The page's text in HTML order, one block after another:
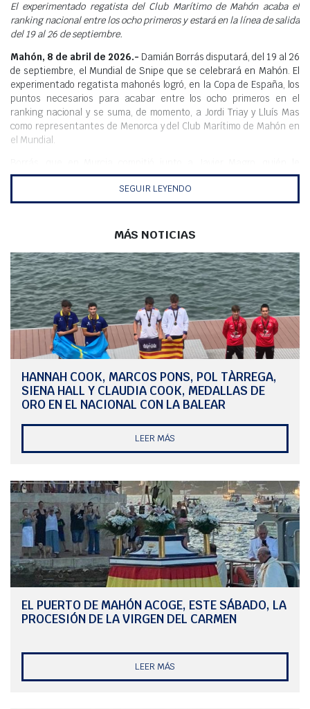
Meteo
El experimentado regatista del Club Marítimo de Mahón acaba el
ranking nacional entre los ocho primeros y estará en la línea de salida
del 19 al 26 de septiembre.
Mahón, 8 de abril de 2026.- Damián Borrás disputará, del 19 al 26
de septiembre, el Mundial de Snipe que se celebrará en Mahón. El
experimentado regatista mahonés logró, en la Copa de España, los
puntos necesarios para acabar entre los ocho primeros en el
ranking nacional y se suma, de momento, a Jordi Triay y Lluís Mas
como representantes de Menorca y del Club Marítimo de Mahón en
el Mundial.
acompañará como tripulante en el Mundial, acabó en el undécimo
lugar lo que, sumado al resto de resultados del ranking nacional, le
definió en el cuarto lugar sellando su presencia en el Mundial.
Lluis Mas, ya estaban clasificados como recientes campeones de
pareja clasificada en noveno lugar.
Borrás, uno de los mejores regatistas de la clase Snipe de la
historia, ya sabe lo que es disputar un Mundial, ha ganado en dos
ocasiones en la categoría Master, además de una plata y un bronce
absoluto, así como el título de Campeón de Europa.
No será la última pareja menorquina que se sume al Mundial ya que,
del 17 al 19 de abril, el Club Marítimo de Mahón organizará la Copa
Primavera en la que el ganador que cumpla las bases de la regata,
se llevará la plaza para el Mundial que otorga el Club.
SEGUIR LEYENDO
MÁS NOTICIAS
HANNAH COOK, MARCOS PONS, POL TÀRREGA,
SIENA HALL Y CLAUDIA COOK, MEDALLAS DE
ORO EN EL NACIONAL CON LA BALEAR
LEER MÁS
EL PUERTO DE MAHÓN ACOGE, ESTE SÁBADO, LA
PROCESIÓN DE LA VIRGEN DEL CARMEN
LEER MÁS